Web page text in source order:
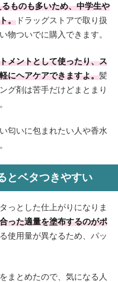
ものも多いため、中学生や
。 ドラッグストアで取り扱
物ついでに購入できます。
メントとして使ったり、ス
にヘアケアできますよ。髪
グ剤は苦手だけどまとまり
匂いに包まれたい人や香水
とベタつきやすい
っとした仕上がりになりま
った適量を塗布するのがポ
使用量が異なるため、パッ
まとめたので、気になる人